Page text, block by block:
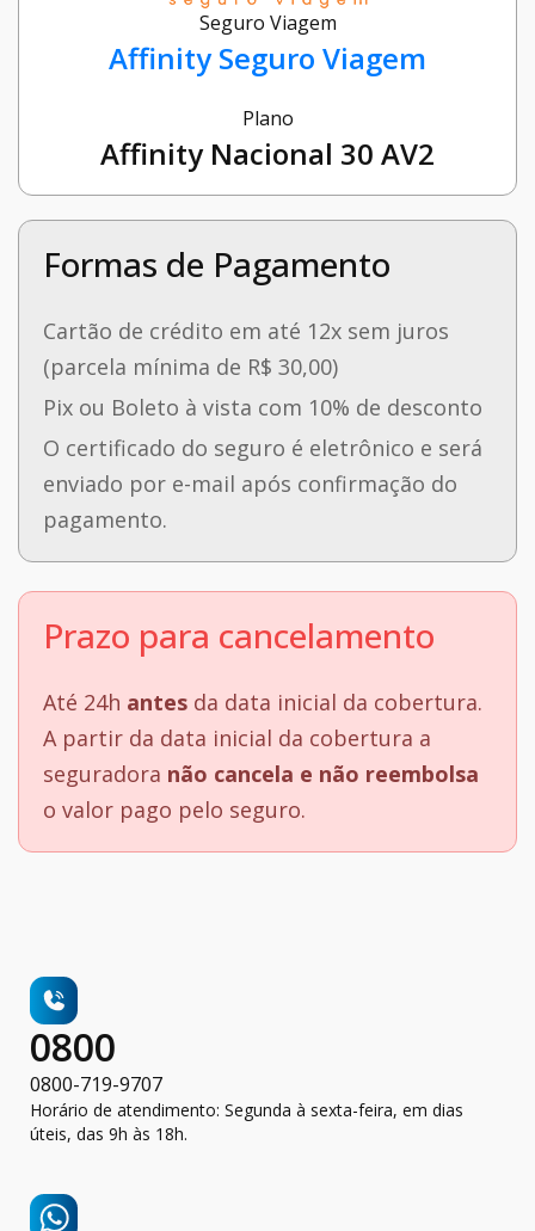
Seguro Viagem
Affinity Seguro Viagem
Plano
Affinity Nacional 30 AV2
Formas de Pagamento
Cartão de crédito em até 12x sem juros
(parcela mínima de R$ 30,00)
Pix ou Boleto à vista com 10% de desconto
O certificado do seguro é eletrônico e será
enviado por e-mail após confirmação do
pagamento.
Prazo para cancelamento
Até 24h antes da data inicial da cobertura.
A partir da data inicial da cobertura a
seguradora não cancela e não reembolsa
o valor pago pelo seguro.
0800
0800-719-9707
Horário de atendimento: Segunda à sexta-feira, em dias
úteis, das 9h às 18h.